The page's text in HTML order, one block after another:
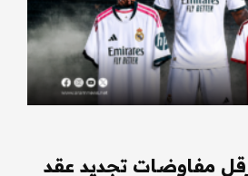
مفاوضات تجديد عقد